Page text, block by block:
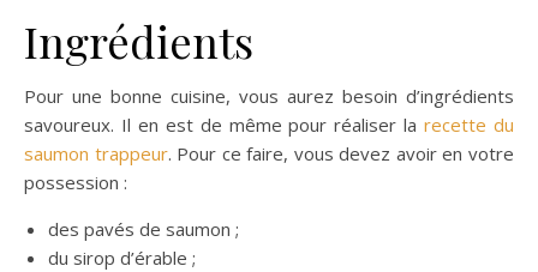
Ingrédients
Pour une bonne cuisine, vous aurez besoin d’ingrédients
savoureux. Il en est de même pour réaliser larecette du
saumon trappeur. Pour ce faire, vous devez avoir en votre
possession :
des pavés de saumon ;
du sirop d’érable ;